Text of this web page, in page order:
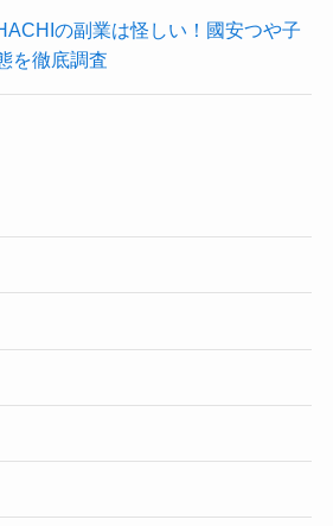
の副業は怪しい！國安つや子
を徹底調査